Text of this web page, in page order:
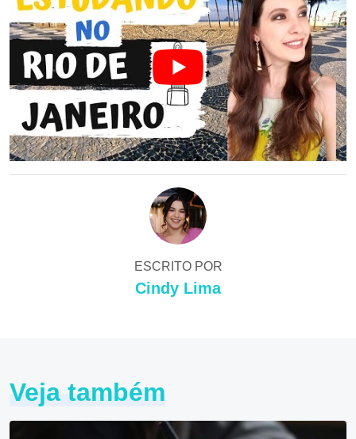
ESCRITO POR
Cindy Lima
Veja também